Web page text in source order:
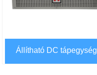
Állítható DC tápegység